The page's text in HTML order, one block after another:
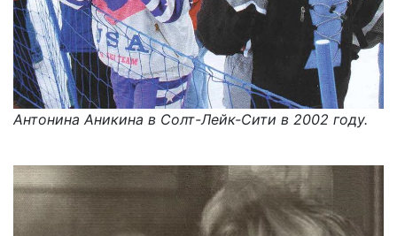
Антонина Аникина в Солт-Лейк-Сити в 2002 году.